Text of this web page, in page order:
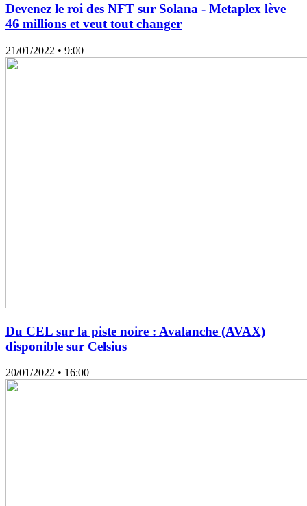
Devenez le roi des NFT sur Solana - Metaplex lève
46 millions et veut tout changer
21/01/2022 • 9:00
Du CEL sur la piste noire : Avalanche (AVAX)
disponible sur Celsius
20/01/2022 • 16:00